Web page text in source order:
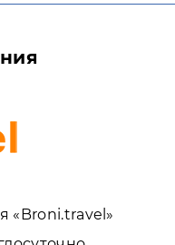
«Broni.travel»